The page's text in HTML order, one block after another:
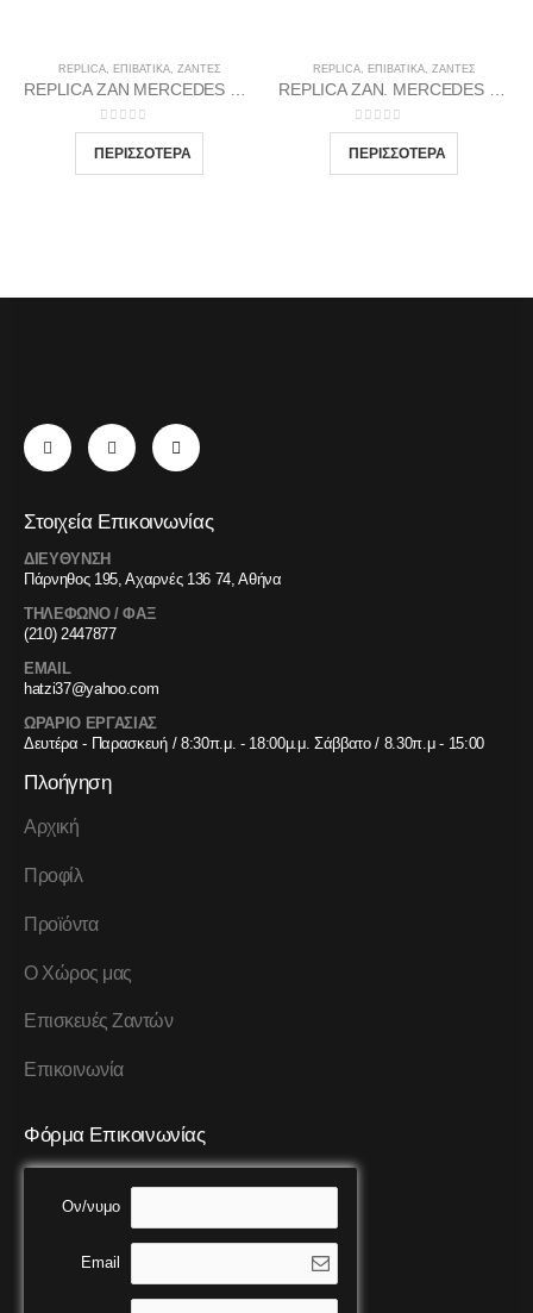
REPLICA, ΕΠΙΒΑΤΙΚΑ, ΖΆΝΤΕΣ
0out of 5
REPLICA, ΕΠΙΒΑΤΙΚΑ, ΖΆΝΤΕΣ
0out of 5
Στοιχεία Επικοινωνίας
ΔΙΕΥΘΥΝΣΗ
Πάρνηθος 195, Αχαρνές 136 74, Αθήνα
ΤΗΛΕΦΩΝΟ / ΦΑΞ
(210) 2447877
EMAIL
hatzi37@yahoo.com
ΩΡΑΡΙΟ ΕΡΓΑΣΙΑΣ
Δευτέρα - Παρασκευή / 8:30π.μ. - 18:00μ.μ. Σάββατο / 8.30π.μ - 15:00
Πλοήγηση
Αρχική
Προφίλ
Προϊόντα
Ο Χώρος μας
Επισκευές Ζαντών
Επικοινωνία
Φόρμα Επικοινωνίας
Ον/νυμο
Email